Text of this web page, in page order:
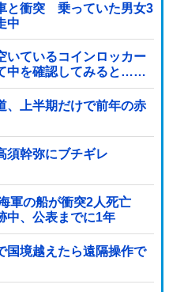
と衝突 乗っていた男女3
中
いているコインロッカー
中を確認してみると……
、上半期だけで前年の赤
須幹弥にブチギレ
軍の船が衝突2人死亡
中、公表までに1年
国境越えたら遠隔操作で